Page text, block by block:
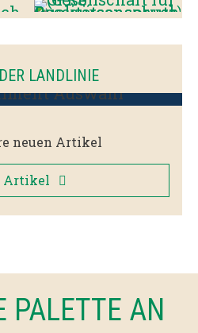
LANDLINIE
neuen Artikel
Artikel
PALETTE AN